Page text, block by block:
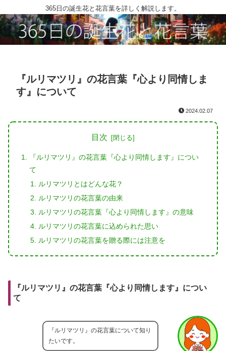
365日の誕生花と花言葉を詳しく解説します。
『ルリマツリ』の花言葉『心より同情しま
す』について
2024.02.07
目次
『ルリマツリ』の花言葉『心より同情します』につい
て
ルリマツリとはどんな花？
ルリマツリの花言葉の由来
ルリマツリの花言葉『心より同情します』の意味
ルリマツリの花言葉に込められた思い
ルリマツリの花言葉を贈る際には注意を
『ルリマツリ』の花言葉『心より同情します』につい
て
『ルリマツリ』の花言葉について知り
たいです。